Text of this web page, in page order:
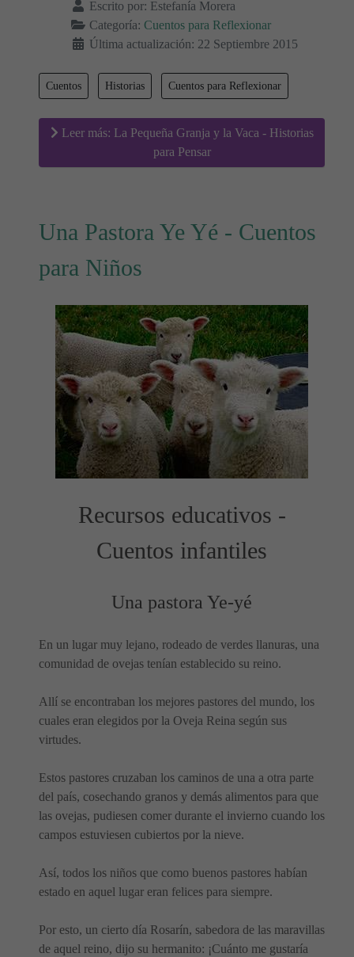
Escrito por: Estefanía Morera
Categoría: Cuentos para Reflexionar
Última actualización: 22 Septiembre 2015
Cuentos Historias Cuentos para Reflexionar
Leer más: La Pequeña Granja y la Vaca - Historias
para Pensar
Una Pastora Ye Yé - Cuentos
para Niños
Recursos educativos -
Cuentos infantiles
Una pastora Ye-yé
En un lugar muy lejano, rodeado de verdes llanuras, una
comunidad de ovejas tenían establecido su reino.
Allí se encontraban los mejores pastores del mundo, los
cuales eran elegidos por la Oveja Reina según sus
virtudes.
Estos pastores cruzaban los caminos de una a otra parte
del país, cosechando granos y demás alimentos para que
las ovejas, pudiesen comer durante el invierno cuando los
campos estuviesen cubiertos por la nieve.
Así, todos los niños que como buenos pastores habían
estado en aquel lugar eran felices para siempre.
Por esto, un cierto día Rosarín, sabedora de las maravillas
de aquel reino, dijo su hermanito: ¡Cuánto me gustaría